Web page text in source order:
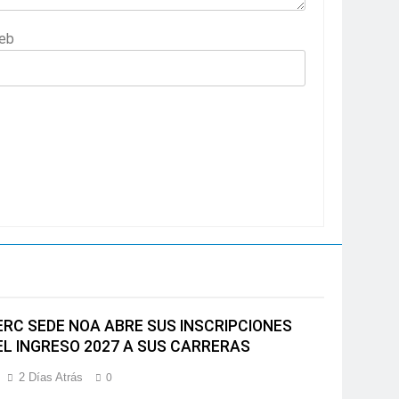
SEDE NOA ABRE SUS INSCRIPCIONES
INGRESO 2027 A SUS CARRERAS
2 Días Atrás 0